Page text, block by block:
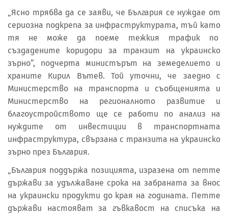
„Ясно трябва да се заяви, че България се нуждае от
сериозна подкрепа за инфраструктурата, тъй като
тя не може да поеме тежкия трафик по
създадените коридори за транзит на украинско
зърно“, подчерта министърът на земеделието и
храните Кирил Вътев. Той уточни, че заедно с
Министерство на транспорта и съобщенията и
Министерство на регионалното развитие и
благоустройството ще се работи по анализ на
нуждите от инвестиции в транспортната
инфраструктура, свързана с транзита на украинско
зърно през България.
„България поддържа позицията, изразена от петте
държави за удължаване срока на забраната за внос
на украински продукти до края на годината. Петте
държави настояват за гъвкавост на списъка на